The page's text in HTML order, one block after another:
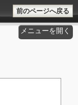
前のページへ戻る
メニューを開く